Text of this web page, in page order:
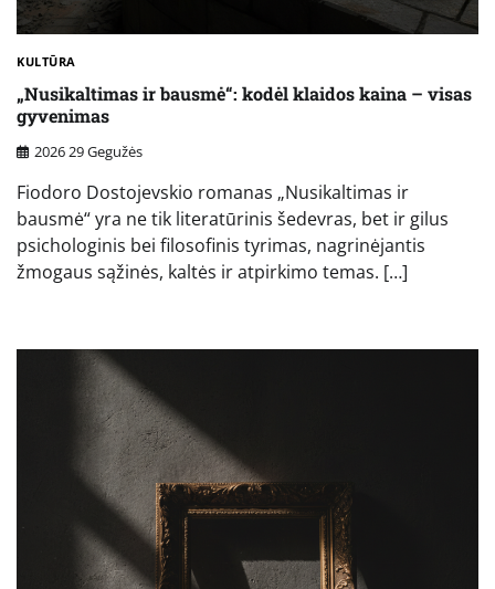
KULTŪRA
„Nusikaltimas ir bausmė“: kodėl klaidos kaina – visas
gyvenimas
2026 29 Gegužės
Fiodoro Dostojevskio romanas „Nusikaltimas ir
bausmė“ yra ne tik literatūrinis šedevras, bet ir gilus
psichologinis bei filosofinis tyrimas, nagrinėjantis
žmogaus sąžinės, kaltės ir atpirkimo temas. […]